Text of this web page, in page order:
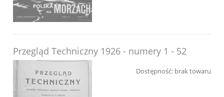
Przegląd Techniczny 1926 - numery 1 - 52
Dostępność: brak towaru